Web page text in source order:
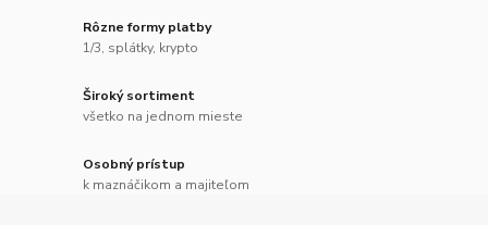
Rôzne formy platby
1/3, splátky, krypto
Široký sortiment
všetko na jednom mieste
Osobný prístup
k maznáčikom a majiteľom